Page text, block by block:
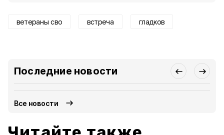
ветераны сво встреча гладков
Последние новости
Все новости